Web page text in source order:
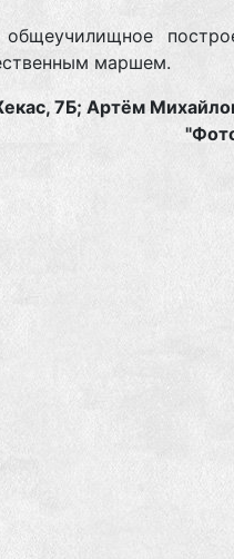
общеучилищное
маршем.
7Б; Артём